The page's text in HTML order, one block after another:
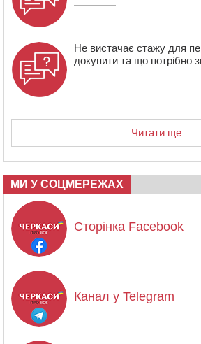
Не вистачає стажу для
докупити та що потрібно
Читати ще
МИ У СОЦМЕРЕЖАХ
Сторінка Facebook
Канал у Telegram